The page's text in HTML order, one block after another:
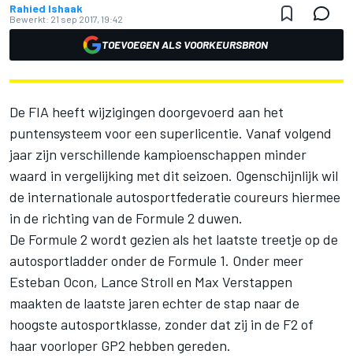
Rahied Ishaak
Bewerkt: 21 sep 2017, 19:42
TOEVOEGEN ALS VOORKEURSBRON
De FIA heeft wijzigingen doorgevoerd aan het
puntensysteem voor een superlicentie. Vanaf volgend
jaar zijn verschillende kampioenschappen minder
waard in vergelijking met dit seizoen. Ogenschijnlijk wil
de internationale autosportfederatie coureurs hiermee
in de richting van de Formule 2 duwen.
De Formule 2 wordt gezien als het laatste treetje op de
autosportladder onder de Formule 1. Onder meer
Esteban Ocon, Lance Stroll en Max Verstappen
maakten de laatste jaren echter de stap naar de
hoogste autosportklasse, zonder dat zij in de F2 of
haar voorloper GP2 hebben gereden.